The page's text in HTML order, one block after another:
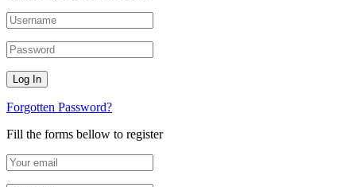
Forgotten Password?
Fill the forms bellow to register